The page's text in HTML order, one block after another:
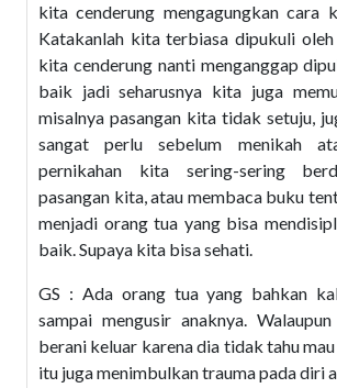
kita cenderung mengagungkan cara
Katakanlah kita terbiasa dipukuli
kita cenderung nanti menganggap
baik jadi seharusnya kita juga
misalnya pasangan kita tidak setuju,
sangat perlu sebelum menikah
pernikahan kita sering-sering
pasangan kita, atau membaca buku
menjadi orang tua yang bisa
baik. Supaya kita bisa sehati.
GS : Ada orang tua yang bahkan
sampai mengusir anaknya.
berani keluar karena dia tidak tahu
itu juga menimbulkan trauma pada diri